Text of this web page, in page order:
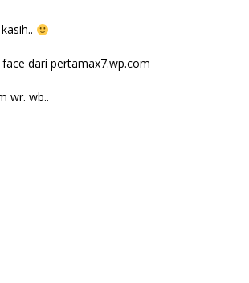
dari pertamax7.wp.com
wr. wb..